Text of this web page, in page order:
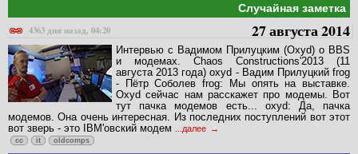
Случайная заметка
4363 дня назад, 04:20
27 августа 2014
Интервью с Вадимом Прилуцким (Oxyd) о BBS
и модемах. Chaos Constructions'2013 (11
августа 2013 года) oxyd - Вадим Прилуцкий frog
- Пётр Соболев frog: Мы опять на выставке.
Oxyd сейчас нам расскажет про модемы. Вот
тут пачка модемов есть... oxyd: Да, пачка
модемов. Она очень интересная. Из последних поступлений вот этот
вот зверь - это IBM'овский модем
...далее
cc it oldcomps